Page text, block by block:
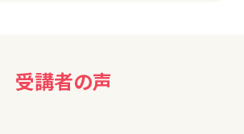
受講者の声